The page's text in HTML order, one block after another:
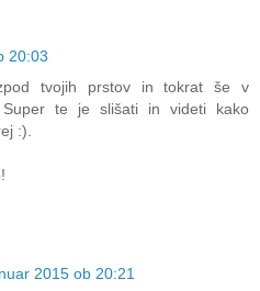
20:03
tvojih prstov in tokrat še v
Super te je slišati in videti kako
:).
2015 ob 20:21